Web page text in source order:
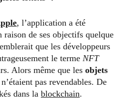
, l’application a été
raison de ses objectifs quelque
que les développeurs
le terme NFT
Alors même que les objets
pas revendables. De
dans la blockchain.